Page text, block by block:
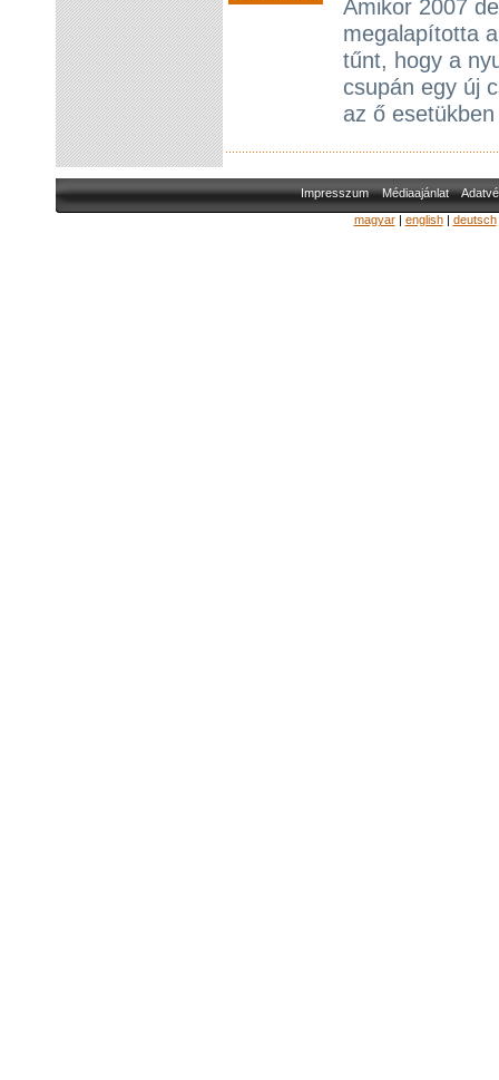
Amikor 2007
megalapította
tűnt, hogy a
csupán egy új
az ő
Impresszum Médiaajánlat
magyar| english| deutsch